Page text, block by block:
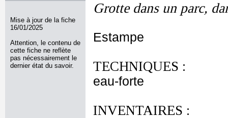
Mise à jour de la fiche
16/01/2025
Attention, le contenu de
cette fiche ne reflète
pas nécessairement le
dernier état du savoir.
Grotte dans un parc,
Estampe
TECHNIQUES :
eau-forte
INVENTAIRES :